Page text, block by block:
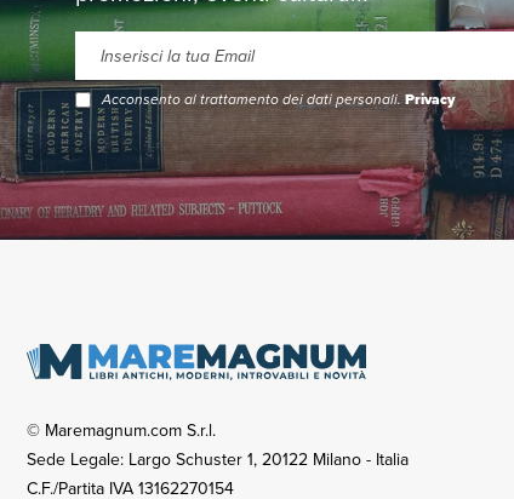
Acconsento al trattamento dei dati personali.Privacy
© Maremagnum.com S.r.l.
Sede Legale: Largo Schuster 1, 20122 Milano - Italia
C.F./Partita IVA 13162270154